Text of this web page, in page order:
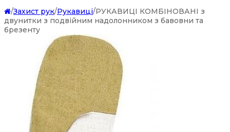
/Захист рук/Рукавиці/РУКАВИЦІ КОМБІНОВАНІ з
двунитки з подвійним надолонником з бавовни та
брезенту